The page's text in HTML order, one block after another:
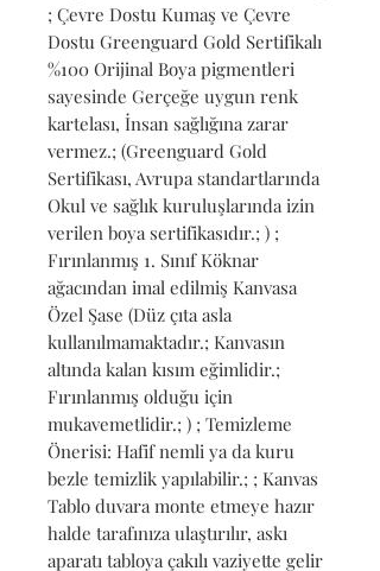
; Çevre Dostu Kumaş ve Çevre
Dostu Greenguard Gold Sertifikalı
%100 Orijinal Boya pigmentleri
sayesinde Gerçeğe uygun renk
kartelası, İnsan sağlığına zarar
vermez.; (Greenguard Gold
Sertifikası, Avrupa standartlarında
Okul ve sağlık kuruluşlarında izin
verilen boya sertifikasıdır.; ) ;
Fırınlanmış 1. Sınıf Köknar
ağacından imal edilmiş Kanvasa
Özel Şase (Düz çıta asla
kullanılmamaktadır.; Kanvasın
altında kalan kısım eğimlidir.;
Fırınlanmış olduğu için
mukavemetlidir.; ) ; Temizleme
Önerisi: Hafif nemli ya da kuru
bezle temizlik yapılabilir.; ; Kanvas
Tablo duvara monte etmeye hazır
halde tarafınıza ulaştırılır, askı
aparatı tabloya çakılı vaziyette gelir